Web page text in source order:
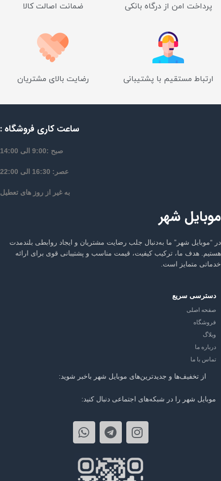
پرداخت امن از درگاه بانکی ضمانت اصالت کالا
ارتباط مستقیم با پشتیبانی رضایت بالای مشتریان
ساعت کاری فروشگاه :
صبح :9:00 الی 14:00
عصر: 16:30 الی 22:00
به غیر از روز های تعطیل
موبایل شهر
در “موبایل شهر” ما به‌دنبال جلب رضایت مشتریان و ایجاد روابطی بلندمدت
هستیم. هدف ما، ترکیب کیفیت، قیمت مناسب و پشتیبانی قوی برای ارائه
خدماتی متمایز است.
دسترسی سریع
صفحه اصلی
فروشگاه
وبلاگ
درباره ما
تماس با ما
از تخفیف‌ها و جدیدترین‌های موبایل شهر باخبر شوید:
موبایل شهر را در شبکه‌های اجتماعی دنبال کنید: